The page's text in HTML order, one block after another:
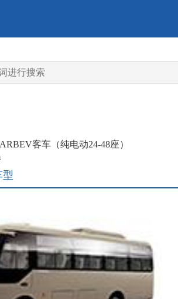
客车（纯电动24-48座）